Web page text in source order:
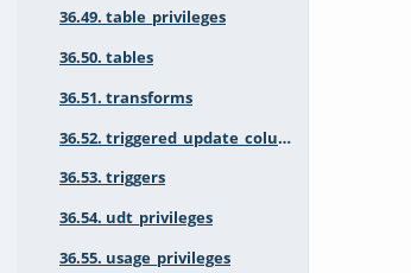
36.49. table_privileges
36.50. tables
36.51. transforms
36.52. triggered_update_columns
36.53. triggers
36.54. udt_privileges
36.55. usage_privileges